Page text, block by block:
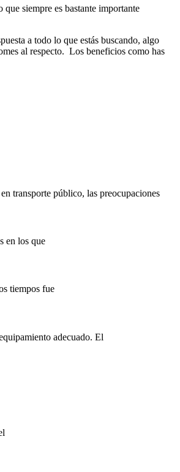
que siempre es bastante importante
a todo lo que estás buscando, algo
al respecto. Los beneficios como has
transporte público, las preocupaciones
en los que
tiempos fue
adecuado. El